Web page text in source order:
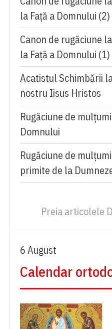
la Faţă a Domnului (2)
Canon de rugăciune
la Faţă a Domnului (1)
Acatistul Schimbării
nostru Iisus Hristos
Rugăciune de
Domnului
Rugăciune de
primite de la
Preia articolele
6 August
Calendar